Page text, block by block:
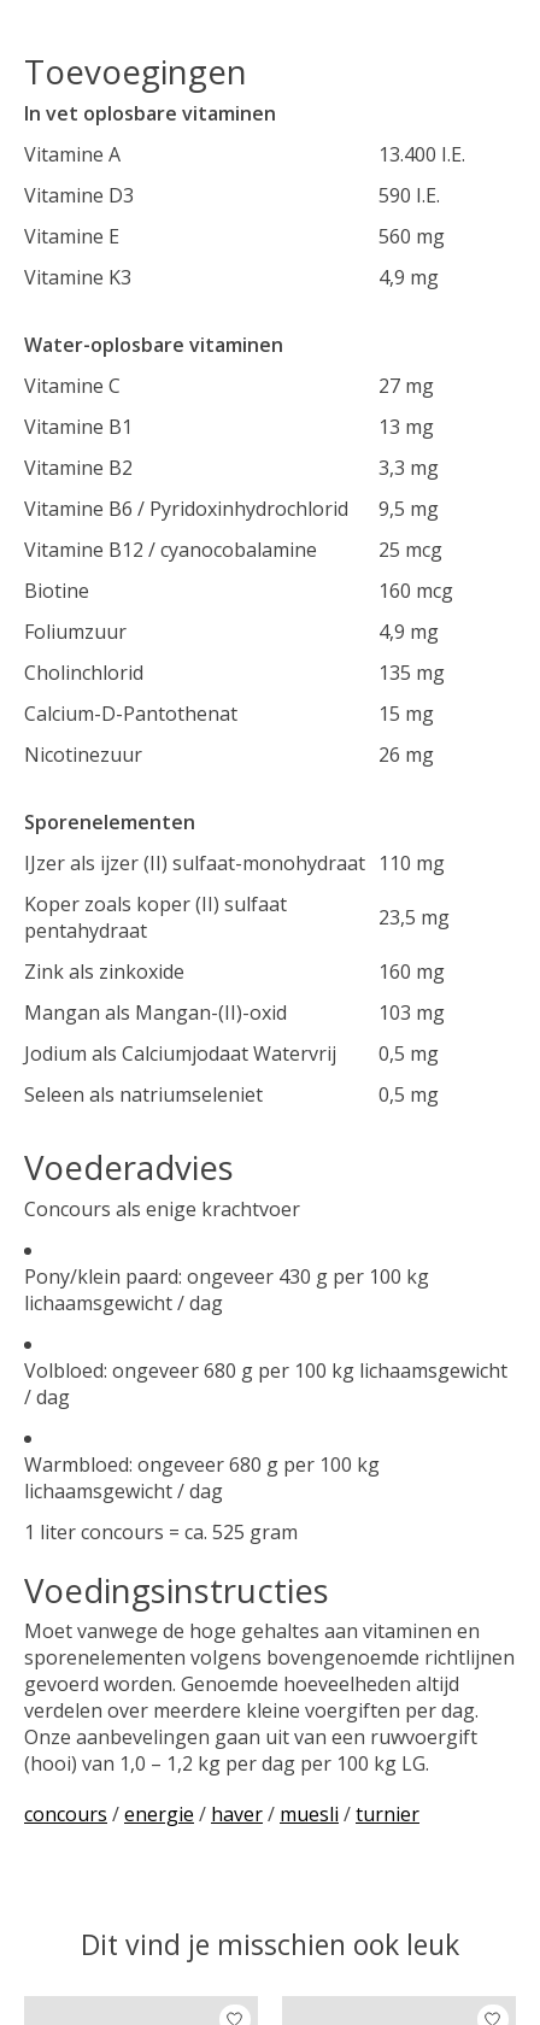
Toevoegingen
In vet oplosbare vitaminen
Vitamine A
13.400 I.E.
Vitamine D3
590 I.E.
Vitamine E
560 mg
Vitamine K3
4,9 mg
Water-oplosbare vitaminen
Vitamine C
27 mg
Vitamine B1
13 mg
Vitamine B2
3,3 mg
Vitamine B6 / Pyridoxinhydrochlorid
9,5 mg
Vitamine B12 / cyanocobalamine
25 mcg
Biotine
160 mcg
Foliumzuur
4,9 mg
Cholinchlorid
135 mg
Calcium-D-Pantothenat
15 mg
Nicotinezuur
26 mg
Sporenelementen
IJzer als ijzer (II) sulfaat-monohydraat 110 mg
Koper zoals koper (II) sulfaat
pentahydraat
23,5 mg
Zink als zinkoxide
160 mg
Mangan als Mangan-(II)-oxid
103 mg
Jodium als Calciumjodaat Watervrij
0,5 mg
Seleen als natriumseleniet
0,5 mg
Voederadvies
Concours als enige krachtvoer
Pony/klein paard: ongeveer 430 g per 100 kg
lichaamsgewicht / dag
Volbloed: ongeveer 680 g per 100 kg lichaamsgewicht
/ dag
Warmbloed: ongeveer 680 g per 100 kg
lichaamsgewicht / dag
1 liter concours = ca. 525 gram
Voedingsinstructies
Moet vanwege de hoge gehaltes aan vitaminen en
sporenelementen volgens bovengenoemde richtlijnen
gevoerd worden. Genoemde hoeveelheden altijd
verdelen over meerdere kleine voergiften per dag.
Onze aanbevelingen gaan uit van een ruwvoergift
(hooi) van 1,0 – 1,2 kg per dag per 100 kg LG.
concours /energie / haver/ muesli /turnier
Dit vind je misschien ook leuk
Items van productcarrousel